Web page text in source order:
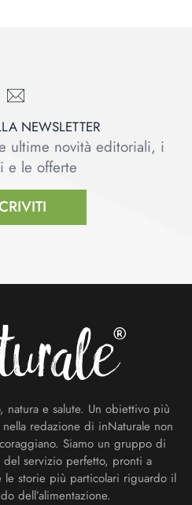
NEWSLETTER
ultime novità editoriali, i
e le offerte
natura e salute. Un obiettivo più
redazione di inNaturale non
Siamo un gruppo di
servizio perfetto, pronti a
le storie più particolari riguardo il
dell’alimentazione.